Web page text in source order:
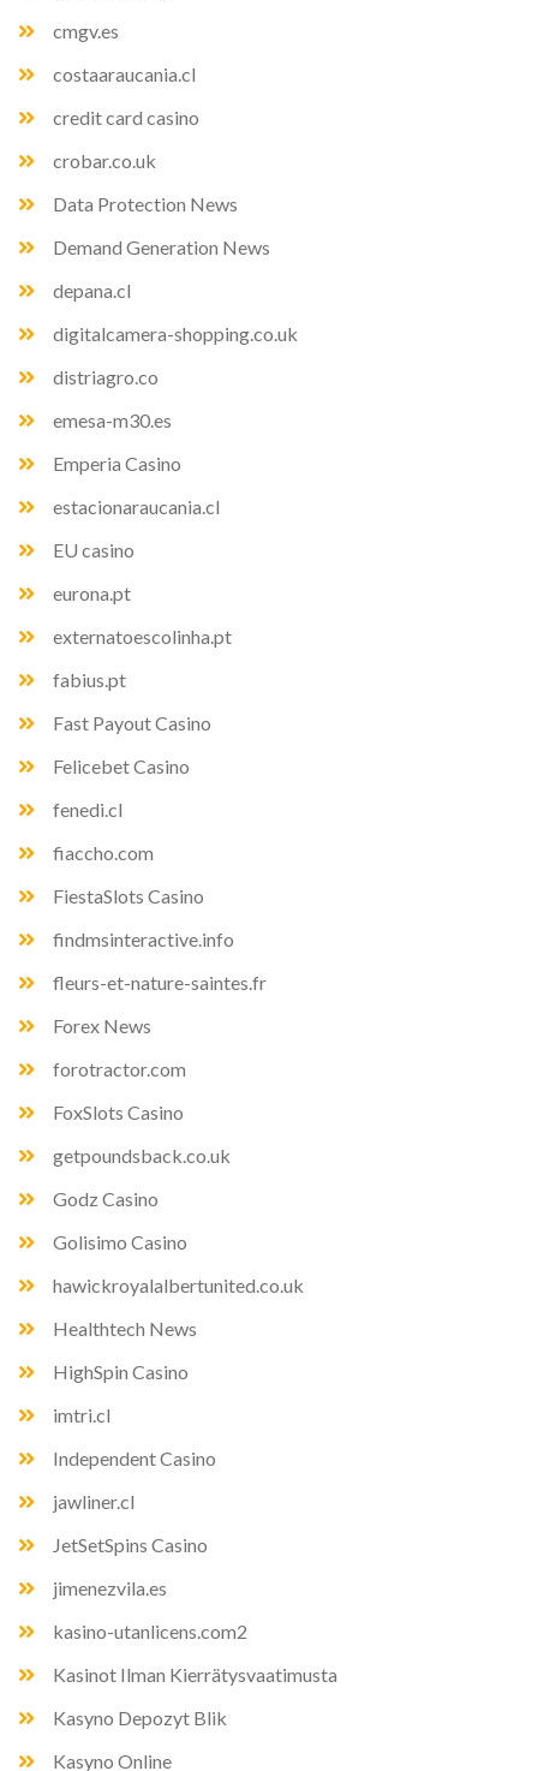
cmgv.es
costaaraucania.cl
credit card casino
crobar.co.uk
Data Protection News
Demand Generation News
depana.cl
digitalcamera-shopping.co.uk
distriagro.co
emesa-m30.es
Emperia Casino
estacionaraucania.cl
EU casino
eurona.pt
externatoescolinha.pt
fabius.pt
Fast Payout Casino
Felicebet Casino
fenedi.cl
fiaccho.com
FiestaSlots Casino
findmsinteractive.info
fleurs-et-nature-saintes.fr
Forex News
forotractor.com
FoxSlots Casino
getpoundsback.co.uk
Godz Casino
Golisimo Casino
hawickroyalalbertunited.co.uk
Healthtech News
HighSpin Casino
imtri.cl
Independent Casino
jawliner.cl
JetSetSpins Casino
jimenezvila.es
kasino-utanlicens.com2
Kasinot Ilman Kierrätysvaatimusta
Kasyno Depozyt Blik
Kasyno Online